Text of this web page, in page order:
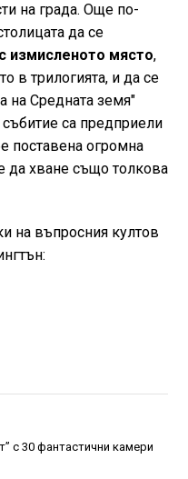
на града. Още по-
да се
измисленото място,
в трилогията, и да се
на Средната земя"
са предприели
поставена огромна
да хване също толкова
на въпросния култов
с 30 фантастични камери